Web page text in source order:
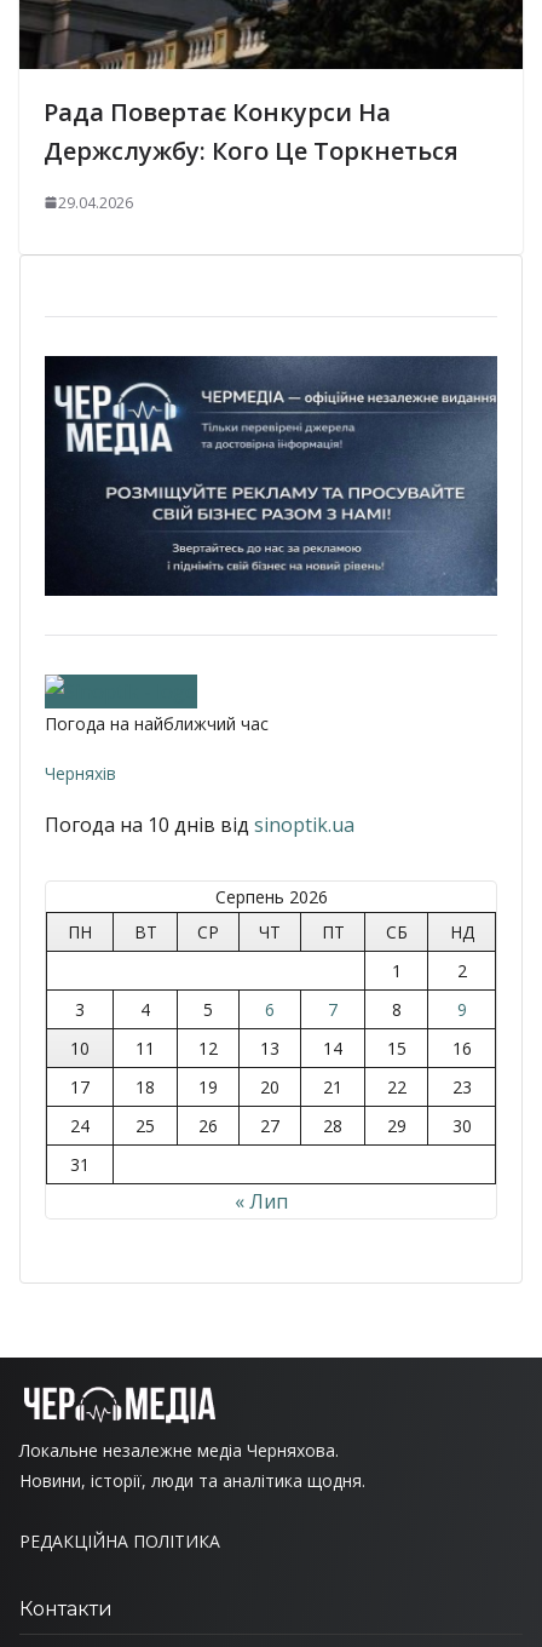
Рада Повертає Конкурси На
Держслужбу: Кого Це Торкнеться
29.04.2026
Погода на найближчий час
Черняхів
Погода на 10 днів від sinoptik.ua
Серпень 2026
ПН
ВТ СР ЧТ ПТ СБ
НД
1
2
3
4 5 6 7 8
9
10
11 12 13 14 15
16
17
18 19 20 21 22
23
24
25 26 27 28 29
30
31
« Лип
Локальне незалежне медіа Черняхова.
Новини, історії, люди та аналітика щодня.
РЕДАКЦІЙНА ПОЛІТИКА
Контакти